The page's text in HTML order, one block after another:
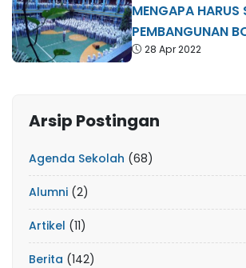
MENGAPA HARUS
PEMBANGUNAN
28 Apr 2022
Arsip Postingan
Agenda Sekolah (68)
Alumni (2)
Artikel (11)
Berita (142)